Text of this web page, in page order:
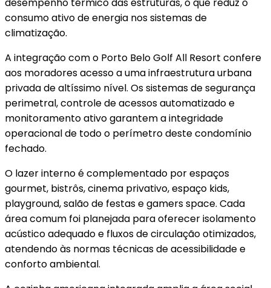
consumo ativo de energia nos sistemas de
climatização.
A integração com o Porto Belo Golf All Resort confere
aos moradores acesso a uma infraestrutura urbana
privada de altíssimo nível. Os sistemas de segurança
perimetral, controle de acessos automatizado e
monitoramento ativo garantem a integridade
operacional de todo o perímetro deste condomínio
fechado.
O lazer interno é complementado por espaços
gourmet, bistrôs, cinema privativo, espaço kids,
playground, salão de festas e gamers space. Cada
área comum foi planejada para oferecer isolamento
acústico adequado e fluxos de circulação otimizados,
atendendo às normas técnicas de acessibilidade e
conforto ambiental.